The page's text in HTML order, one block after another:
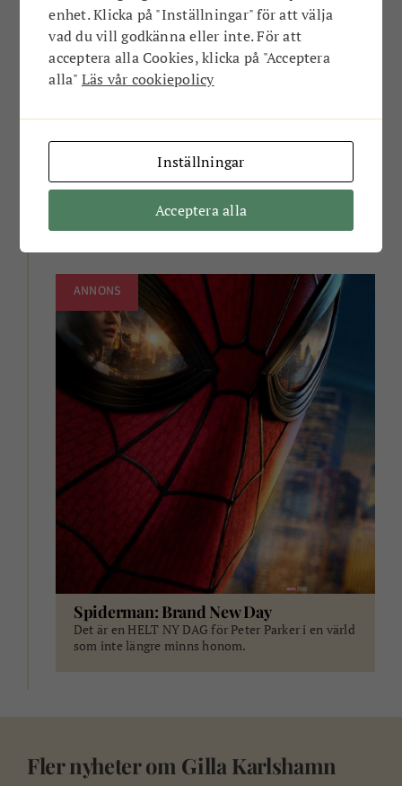
Ludvig Hart till Karlshamn!
stämsång och americana-toner 🎸
ANNONS
Spiderman: Brand New Day
Det är en HELT NY DAG för Peter Parker i en värld
som inte längre minns honom.
Fler nyheter om Gilla Karlshamn
enhet. Klicka på "Inställningar" för att välja
vad du vill godkänna eller inte. För att
acceptera alla Cookies, klicka på "Acceptera
alla" Läs vår cookiepolicy
Inställningar
Acceptera alla